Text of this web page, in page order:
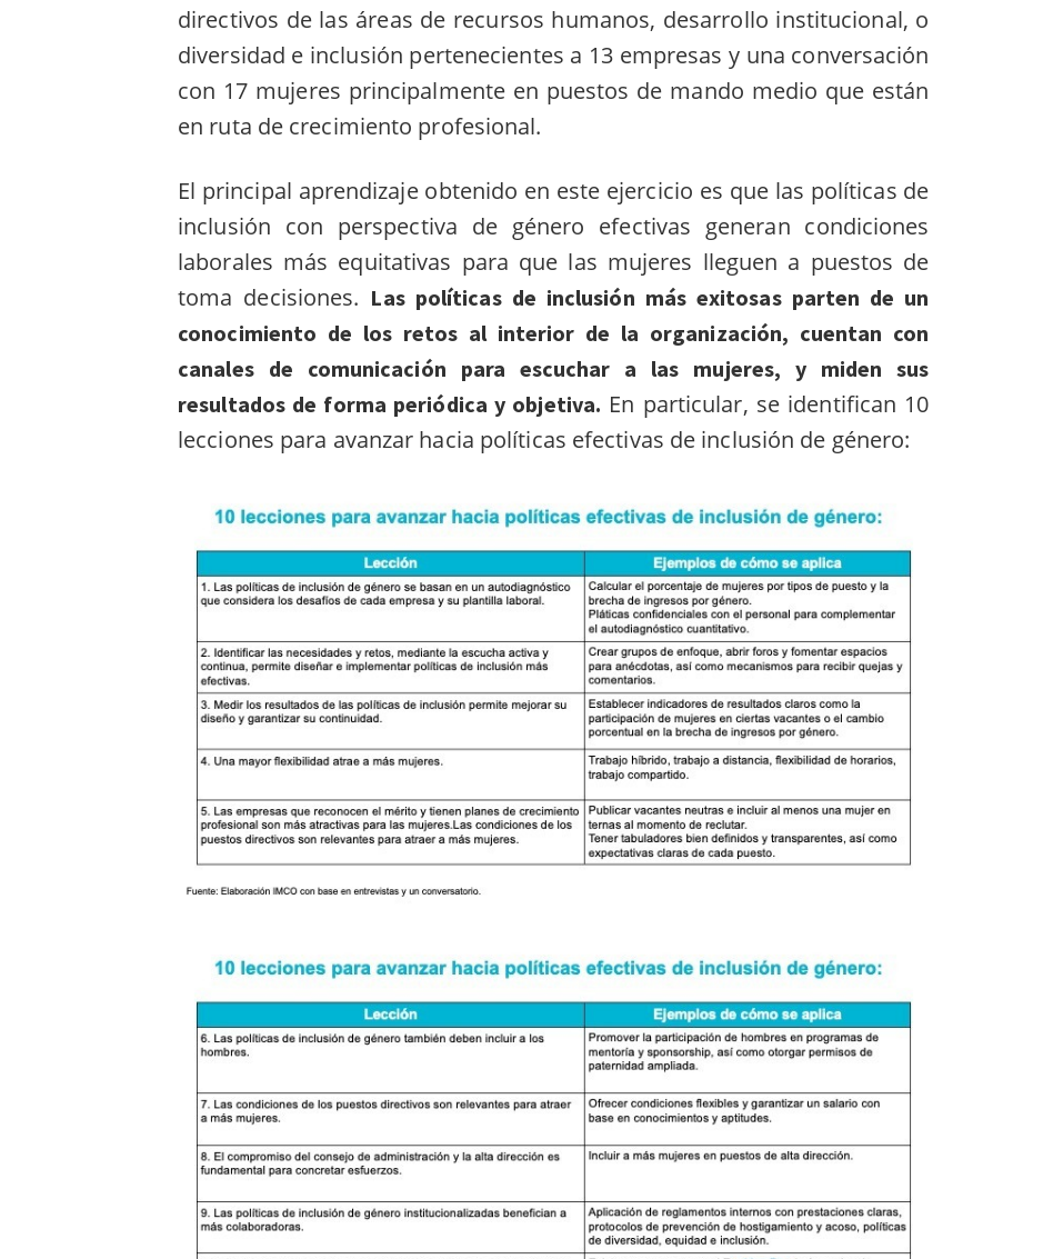
directivos de las áreas de recursos humanos, desarrollo institucional, o
diversidad e inclusión pertenecientes a 13 empresas y una conversación
con 17 mujeres principalmente en puestos de mando medio que están
en ruta de crecimiento profesional.
El principal aprendizaje obtenido en este ejercicio es que las políticas de
inclusión con perspectiva de género efectivas generan condiciones
laborales más equitativas para que las mujeres lleguen a puestos de
toma decisiones. Las políticas de inclusión más exitosas parten de un
conocimiento de los retos al interior de la organización, cuentan con
canales de comunicación para escuchar a las mujeres, y miden sus
resultados de forma periódica y objetiva. En particular, se identifican 10
lecciones para avanzar hacia políticas efectivas de inclusión de género: